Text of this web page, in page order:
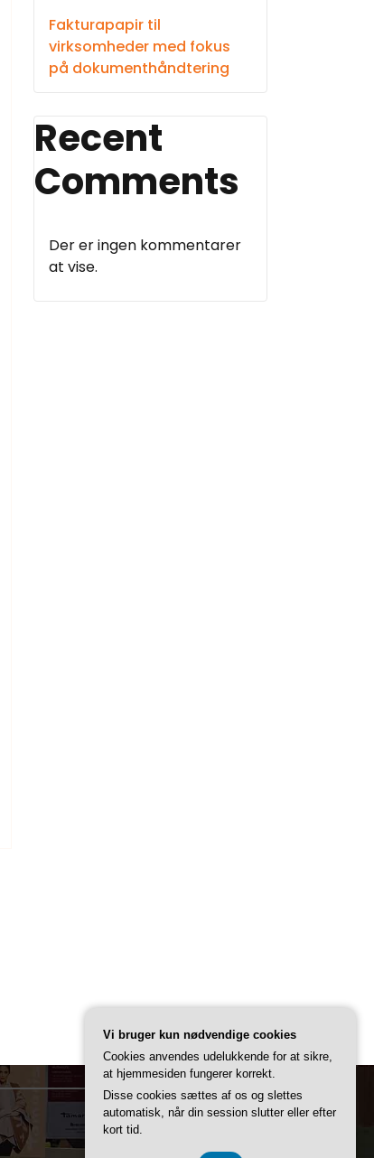
Fakturapapir til
virksomheder med fokus
på dokumenthåndtering
Recent
Comments
Der er ingen kommentarer
at vise.
Vi bruger kun nødvendige cookies
Cookies anvendes udelukkende for at sikre,
at hjemmesiden fungerer korrekt.
Disse cookies sættes af os og slettes
automatisk, når din session slutter eller efter
kort tid.